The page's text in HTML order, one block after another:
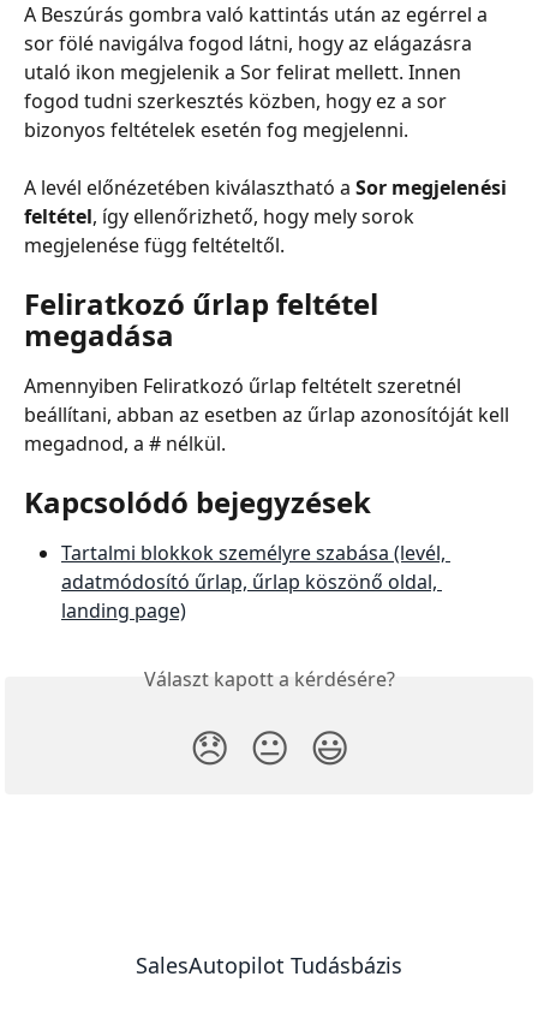
A Beszúrás gombra való kattintás után az egérrel a
sor fölé navigálva fogod látni, hogy az elágazásra
utaló ikon megjelenik a Sor felirat mellett. Innen
fogod tudni szerkesztés közben, hogy ez a sor
bizonyos feltételek esetén fog megjelenni.
A levél előnézetében kiválasztható a Sor megjelenési
feltétel, így ellenőrizhető, hogy mely sorok
megjelenése függ feltételtől.
Feliratkozó űrlap feltétel
megadása
Amennyiben Feliratkozó űrlap feltételt szeretnél
beállítani, abban az esetben az űrlap azonosítóját kell
megadnod, a # nélkül.
Kapcsolódó bejegyzések
Tartalmi blokkok személyre szabása (levél,
adatmódosító űrlap, űrlap köszönő oldal,
landing page)
Választ kapott a kérdésére?
😞 😐 😃
SalesAutopilot Tudásbázis